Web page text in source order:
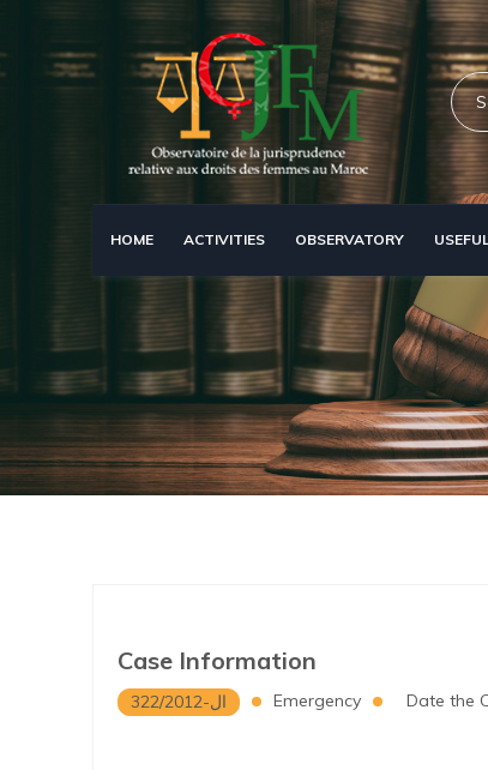
main
HOME ACTIVITIES OBSERVATORY
Case Information
322/2012-ال Emergency Date the